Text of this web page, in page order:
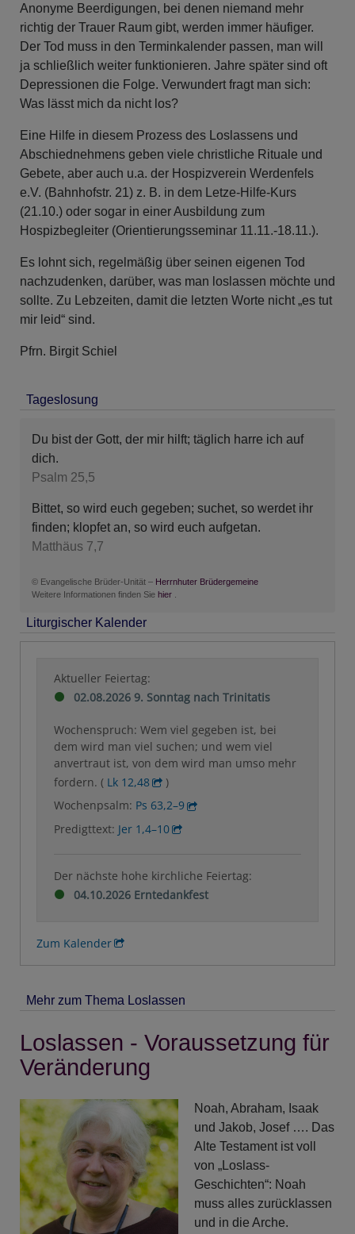
Anonyme Beerdigungen, bei denen niemand mehr
richtig der Trauer Raum gibt, werden immer häufiger.
Der Tod muss in den Terminkalender passen, man will
ja schließlich weiter funktionieren. Jahre später sind oft
Depressionen die Folge. Verwundert fragt man sich:
Was lässt mich da nicht los?
Eine Hilfe in diesem Prozess des Loslassens und
Abschiednehmens geben viele christliche Rituale und
Gebete, aber auch u.a. der Hospizverein Werdenfels
e.V. (Bahnhofstr. 21) z. B. in dem Letze-Hilfe-Kurs
(21.10.) oder sogar in einer Ausbildung zum
Hospizbegleiter (Orientierungsseminar 11.11.-18.11.).
Es lohnt sich, regelmäßig über seinen eigenen Tod
nachzudenken, darüber, was man loslassen möchte und
sollte. Zu Lebzeiten, damit die letzten Worte nicht „es tut
mir leid“ sind.
Pfrn. Birgit Schiel
Tageslosung
Du bist der Gott, der mir hilft; täglich harre ich auf
dich.
Psalm 25,5
Bittet, so wird euch gegeben; suchet, so werdet ihr
finden; klopfet an, so wird euch aufgetan.
Matthäus 7,7
© Evangelische Brüder-Unität – Herrnhuter Brüdergemeine
Weitere Informationen finden Sie hier
Liturgischer Kalender
Aktueller Feiertag:
02.08.2026 9. Sonntag nach Trinitatis
Wochenspruch: Wem viel gegeben ist, bei
dem wird man viel suchen; und wem viel
anvertraut ist, von dem wird man umso mehr
fordern. ( Lk 12,48
)
Wochenpsalm: Ps 63,2–9
Predigttext: Jer 1,4–10
Der nächste hohe kirchliche Feiertag:
04.10.2026 Erntedankfest
Zum Kalender
Mehr zum Thema Loslassen
Loslassen - Voraussetzung für
Veränderung
Noah, Abraham, Isaak
und Jakob, Josef …. Das
Alte Testament ist voll
von „Loslass-
Geschichten“: Noah
muss alles zurücklassen
und in die Arche.